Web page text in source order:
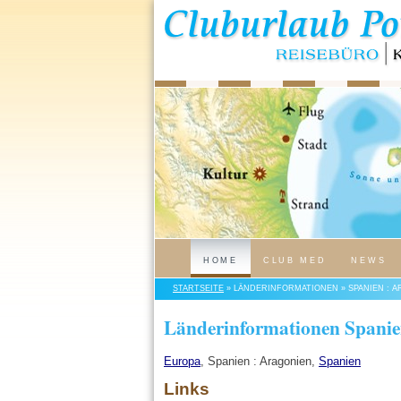
HOME CLUB MED NEWS
STARTSEITE » LÄNDERINFORMATIONEN » SPANIEN :
Länderinformationen
Europa , Spanien : Aragonien, Spanien
Links